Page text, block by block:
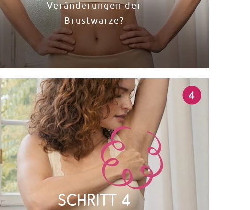
Veränderungen der
Brustwarze?​
Schritt 4